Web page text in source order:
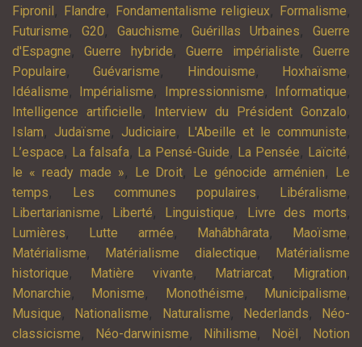
Fipronil , Flandre, Fondamentalisme religieux, Formalisme,
Futurisme, G20, Gauchisme,Guérillas Urbaines,Guerre
d'Espagne,Guerre hybride,Guerre impérialiste,Guerre
Populaire,Guévarisme, Hindouisme, Hoxhaïsme,
Idéalisme, Impérialisme, Impressionnisme, Informatique,
Intelligence artificielle, Interview du Président Gonzalo,
Islam, Judaïsme, Judiciaire, L'Abeille et le communiste,
L’espace, La falsafa, La Pensé-Guide, La Pensée, Laïcité,
le « ready made », Le Droit, Le génocide arménien,
Le
temps, Les communes populaires, Libéralisme,
Libertarianisme, Liberté, Linguistique, Livre des morts,
Lumières, Lutte armée, Mahâbhârata, Maoïsme,
Matérialisme, Matérialisme dialectique,
Matérialisme
historique, Matière vivante, Matriarcat, Migration,
Monarchie, Monisme, Monothéisme, Municipalisme,
Musique, Nationalisme, Naturalisme, Nederlands,
Néo-
classicisme, Néo-darwinisme, Nihilisme, Noël ,
Notion